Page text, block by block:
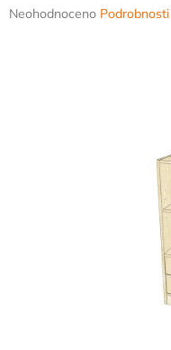
Průměrné
Neohodnoceno